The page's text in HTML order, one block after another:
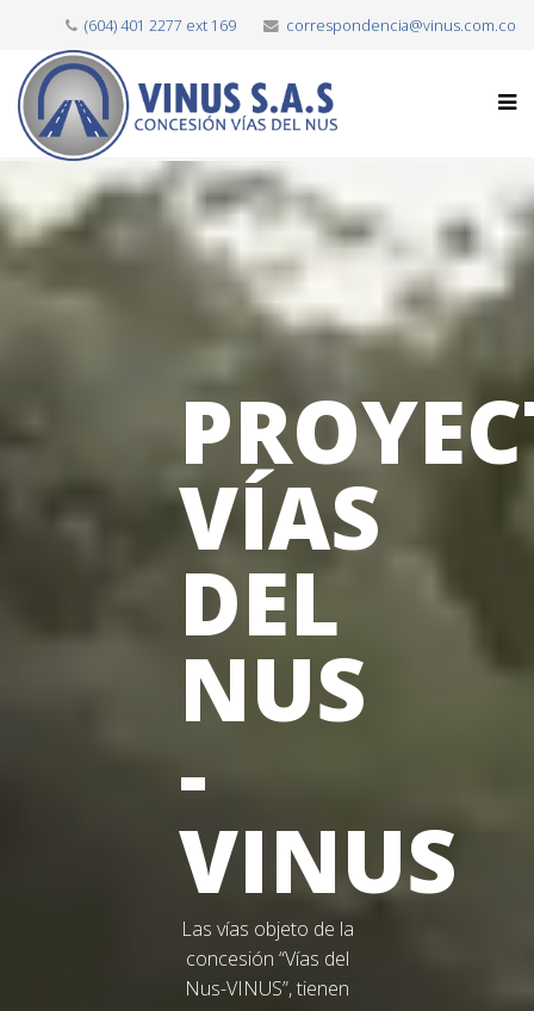
(604) 401 2277 ext 169 correspondencia@vinus.com.co
VÍAS
DEL
NUS
-
VINUS
Las vías objeto de la
concesión “Vías del
Nus-VINUS”, tienen